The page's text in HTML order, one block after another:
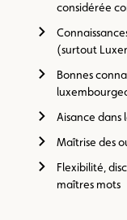
considérée
(surtout
Bonnes
Aisance dans
Maîtrise des
Flexibilité,
maîtres mots